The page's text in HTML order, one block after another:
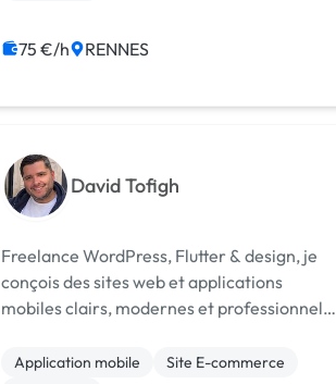
75 €/h RENNES
David Tofigh
Freelance WordPress, Flutter & design, je
conçois des sites web et applications
mobiles clairs, modernes et professionnels,
et structuré de A à Z.
Application mobile
Site E-commerce